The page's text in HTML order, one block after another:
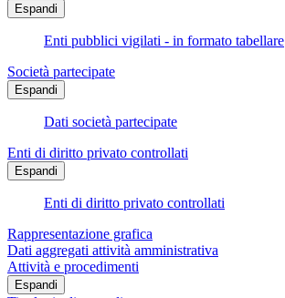
Espandi
Enti pubblici vigilati - in formato tabellare
Società partecipate
Espandi
Dati società partecipate
Enti di diritto privato controllati
Espandi
Enti di diritto privato controllati
Rappresentazione grafica
Dati aggregati attività amministrativa
Attività e procedimenti
Espandi